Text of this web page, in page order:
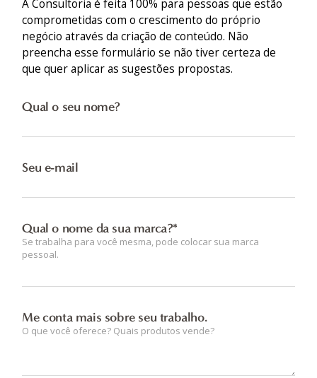
A Consultoria é feita 100% para pessoas que estão
comprometidas com o crescimento do próprio
negócio através da criação de conteúdo. Não
preencha esse formulário se não tiver certeza de
que quer aplicar as sugestões propostas.
Qual o seu nome?
Seu e-mail
Qual o nome da sua marca?*
Se trabalha para você mesma, pode colocar sua marca
pessoal.
Me conta mais sobre seu trabalho.
O que você oferece? Quais produtos vende?